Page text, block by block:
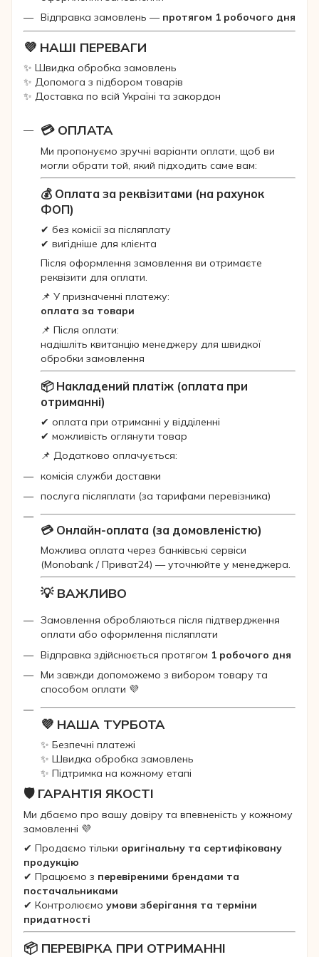
Відправка замовлень — протягом 1 робочого дня
💜 НАШІ ПЕРЕВАГИ
✨ Швидка обробка замовлень
✨ Допомога з підбором товарів
✨ Доставка по всій Україні та закордон
💳 ОПЛАТА
Ми пропонуємо зручні варіанти оплати, щоб ви
могли обрати той, який підходить саме вам:
💰 Оплата за реквізитами (на рахунок
ФОП)
✔ без комісії за післяплату
✔ вигідніше для клієнта
Після оформлення замовлення ви отримаєте
реквізити для оплати.
📌 У призначенні платежу:
оплата за товари
📌 Після оплати:
надішліть квитанцію менеджеру для швидкої
обробки замовлення
📦 Накладений платіж (оплата при
отриманні)
✔ оплата при отриманні у відділенні
✔ можливість оглянути товар
📌 Додатково оплачується:
комісія служби доставки
послуга післяплати (за тарифами перевізника)
💳 Онлайн-оплата (за домовленістю)
Можлива оплата через банківські сервіси
(Monobank / Приват24) — уточнюйте у менеджера.
💡 ВАЖЛИВО
Замовлення обробляються після підтвердження
оплати або оформлення післяплати
Відправка здійснюється протягом 1 робочого дня
Ми завжди допоможемо з вибором товару та
способом оплати 💜
💜 НАША ТУРБОТА
✨ Безпечні платежі
✨ Швидка обробка замовлень
✨ Підтримка на кожному етапі
🛡 ГАРАНТІЯ ЯКОСТІ
Ми дбаємо про вашу довіру та впевненість у кожному
замовленні 💜
✔ Продаємо тільки оригінальну та сертифіковану
продукцію
✔ Працюємо з перевіреними брендами та
постачальниками
✔ Контролюємо умови зберігання та терміни
придатності
📦 ПЕРЕВІРКА ПРИ ОТРИМАННІ